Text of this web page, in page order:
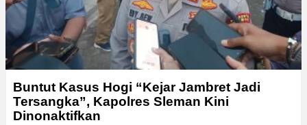
Buntut Kasus Hogi “Kejar Jambret Jadi
Tersangka”, Kapolres Sleman Kini
Dinonaktifkan